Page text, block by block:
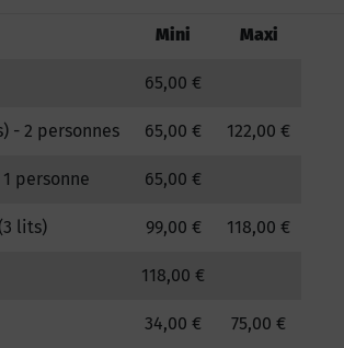
Mini Maxi
65,00 €
- 2 personnes 65,00 € 122,00 €
personne 65,00 €
lits) 99,00 € 118,00 €
118,00 €
34,00 € 75,00 €